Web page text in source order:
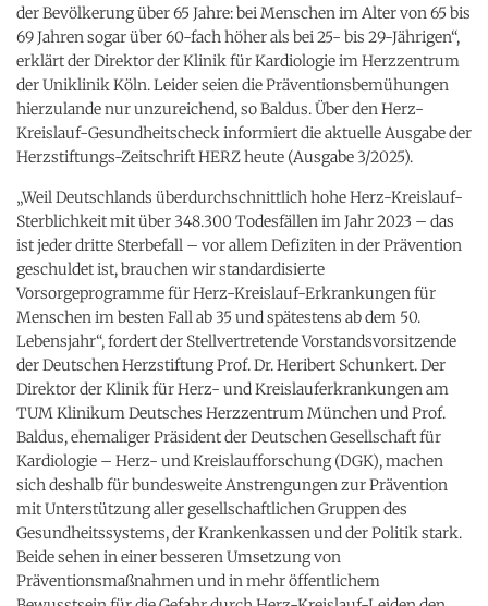
der Bevölkerung über 65 Jahre: bei Menschen im Alter von 65 bis
69 Jahren sogar über 60-fach höher als bei 25- bis 29-Jährigen“,
erklärt der Direktor der Klinik für Kardiologie im Herzzentrum
der Uniklinik Köln. Leider seien die Präventionsbemühungen
hierzulande nur unzureichend, so Baldus. Über den Herz-
Kreislauf-Gesundheitscheck informiert die aktuelle Ausgabe der
Herzstiftungs-Zeitschrift HERZ heute (Ausgabe 3/2025).
„Weil Deutschlands überdurchschnittlich hohe Herz-Kreislauf-
Sterblichkeit mit über 348.300 Todesfällen im Jahr 2023 – das
ist jeder dritte Sterbefall – vor allem Defiziten in der Prävention
geschuldet ist, brauchen wir standardisierte
Vorsorgeprogramme für Herz-Kreislauf-Erkrankungen für
Menschen im besten Fall ab 35 und spätestens ab dem 50.
Lebensjahr“, fordert der Stellvertretende Vorstandsvorsitzende
der Deutschen Herzstiftung Prof. Dr. Heribert Schunkert. Der
Direktor der Klinik für Herz- und Kreislauferkrankungen am
TUM Klinikum Deutsches Herzzentrum München und Prof.
Baldus, ehemaliger Präsident der Deutschen Gesellschaft für
Kardiologie – Herz- und Kreislaufforschung (DGK), machen
sich deshalb für bundesweite Anstrengungen zur Prävention
mit Unterstützung aller gesellschaftlichen Gruppen des
Gesundheitssystems, der Krankenkassen und der Politik stark.
Beide sehen in einer besseren Umsetzung von
Präventionsmaßnahmen und in mehr öffentlichem